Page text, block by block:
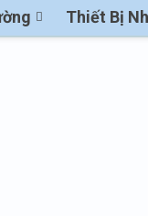
Thiết Bị